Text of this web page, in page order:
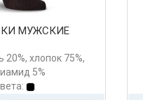
МУЖСКИЕ
20%, хлопок 75%,
5%